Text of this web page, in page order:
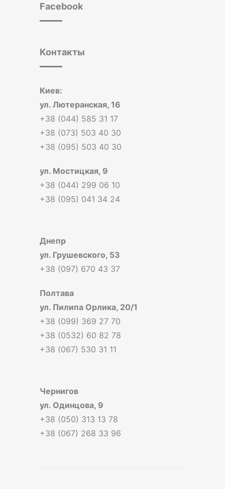
Facebook
Контакты
Киев:
ул. Лютеранская, 16
+38 (044) 585 31 17
+38 (073) 503 40 30
+38 (095) 503 40 30
ул. Мостицкая, 9
+38 (044) 299 06 10
+38 (095) 041 34 24
Днепр
ул. Грушевского, 53
+38 (097) 670 43 37
Полтава
ул. Пилипа Орлика, 20/1
+38 (099) 369 27 70
+38 (0532) 60 82 78
+38 (067) 530 31 11
Чернигов
ул. Одинцова, 9
+38 (050) 313 13 78
+38 (067) 268 33 96